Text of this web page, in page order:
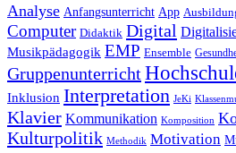
Analyse Anfangsunterricht App
Computer Didaktik Digital
Musikpädagogik EMP Ensemble
Gruppenunterricht
Inklusion Interpretation JeKi
Klavier Kommunikation Komposition
Kulturpolitik Methodik Motivation